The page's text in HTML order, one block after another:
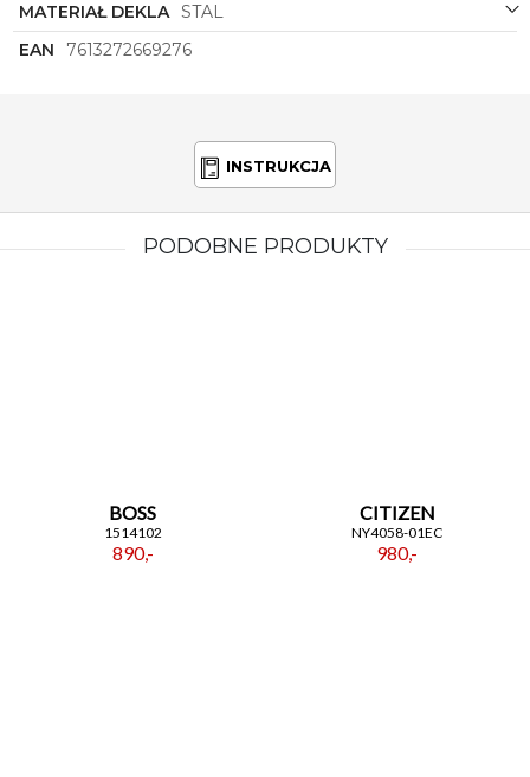
MATERIAŁ DEKLA STAL
EAN
7613272669276
INSTRUKCJA
PODOBNE PRODUKTY
BOSS
1514102
890,-
CITIZEN
NY4058-01EC
980,-